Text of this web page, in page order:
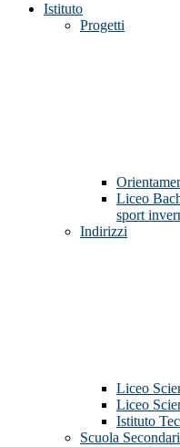
Istituto
Progetti
Liceo
sport
Indirizzi
Liceo
Liceo
Istituto
Scuola